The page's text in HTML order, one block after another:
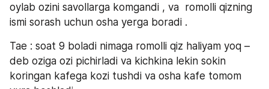
oylab ozini savollarga komgandi , va  romolli qizning
ismi sorash uchun osha yerga boradi .
Tae : soat 9 boladi nimaga romolli qiz haliyam yoq –
deb oziga ozi pichirladi va kichkina lekin sokin
koringan kafega kozi tushdi va osha kafe tomom